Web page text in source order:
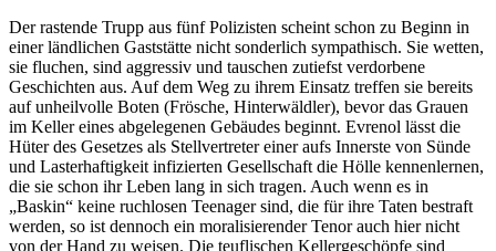
Der rastende Trupp aus fünf Polizisten scheint schon zu Beginn in
einer ländlichen Gaststätte nicht sonderlich sympathisch. Sie wetten,
sie fluchen, sind aggressiv und tauschen zutiefst verdorbene
Geschichten aus. Auf dem Weg zu ihrem Einsatz treffen sie bereits
auf unheilvolle Boten (Frösche, Hinterwäldler), bevor das Grauen
im Keller eines abgelegenen Gebäudes beginnt. Evrenol lässt die
Hüter des Gesetzes als Stellvertreter einer aufs Innerste von Sünde
und Lasterhaftigkeit infizierten Gesellschaft die Hölle kennenlernen,
die sie schon ihr Leben lang in sich tragen. Auch wenn es in
„Baskin“ keine ruchlosen Teenager sind, die für ihre Taten bestraft
werden, so ist dennoch ein moralisierender Tenor auch hier nicht
von der Hand zu weisen. Die teuflischen Kellergeschöpfe sind